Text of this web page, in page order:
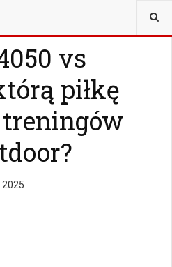
vs
piłkę
2025